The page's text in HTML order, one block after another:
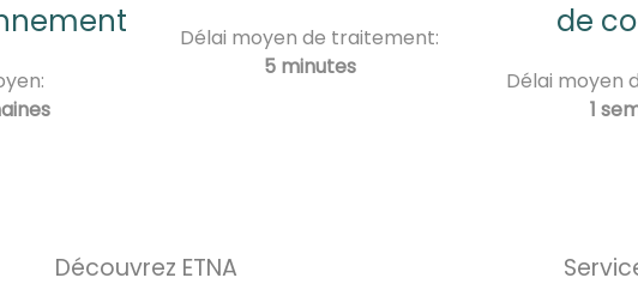
Délai moyen de traitement:
5 minutes
de
Délai moyen
1
Découvrez ETNA